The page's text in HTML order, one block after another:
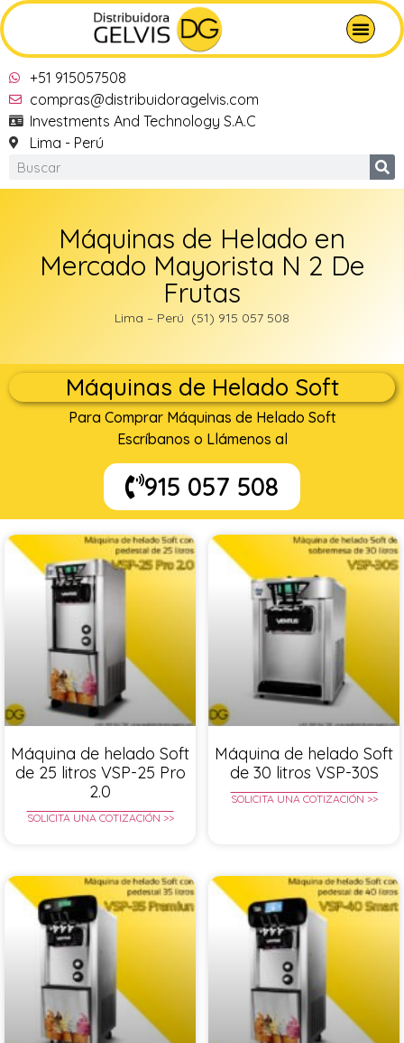
+51 915057508
compras@distribuidoragelvis.com
Investments And Technology S.A.C
Lima - Perú
Máquinas de Helado en
Mercado Mayorista N 2 De
Frutas
Lima – Perú (51) 915 057 508
Máquinas de Helado Soft
Para Comprar Máquinas de Helado Soft
Escríbanos o Llámenos al
915 057 508
Máquina de helado Soft
de 25 litros VSP-25 Pro
2.0
SOLICITA UNA COTIZACIÓN >>
Máquina de helado Soft
de 30 litros VSP-30S
SOLICITA UNA COTIZACIÓN >>